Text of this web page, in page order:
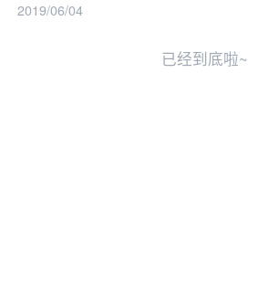
2019/06/04
已经到底啦~